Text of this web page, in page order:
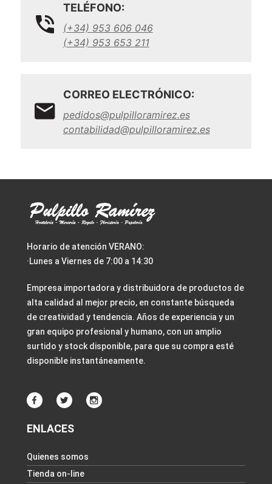
TELÉFONO:
(+34) 953 606 046
(+34) 953 653 211
CORREO ELECTRÓNICO:
pedidos@pulpilloramirez.es
contabilidad@pulpilloramirez.es
Horario de atención VERANO:
·Lunes a Viernes de 7:00 a 14:30
Empresa importadora y distribuidora de productos de
alta calidad al mejor precio, en constante búsqueda
de creatividad y tendencia. Años de experiencia y un
gran equipo profesional y humano, con un amplio
surtido y stock disponible, para que su compra esté
disponible instantáneamente.
ENLACES
Quienes somos
Tienda on-line